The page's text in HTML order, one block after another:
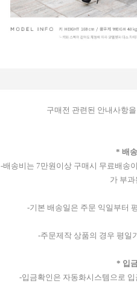
구매전 관련된 안내사항
* 배
-배송비는 7만원이상 구매시 무료배송
가 부과
-기본 배송일은 주문 익일부터
-주문제작 상품의 경우 평일
* 입
-입금확인은 자동화시스템으로